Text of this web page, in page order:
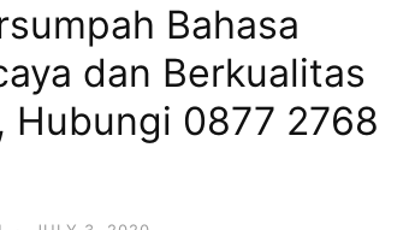
Bahasa
dan Berkualitas
Hubungi 0877 2768